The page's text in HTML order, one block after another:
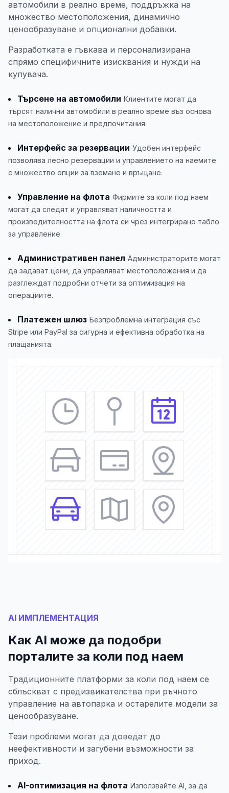
автомобили в реално време, поддръжка на
множество местоположения, динамично
ценообразуване и опционални добавки.
Разработката е гъвкава и персонализирана
спрямо специфичните изисквания и нужди на
купувача.
Търсене на автомобили Клиентите могат да
търсят налични автомобили в реално време въз основа
на местоположение и предпочитания.
Интерфейс за резервации Удобен интерфейс
позволява лесно резервации и управлението на наемите
с множество опции за вземане и връщане.
Управление на флота Фирмите за коли под наем
могат да следят и управляват наличността и
производителността на флота си чрез интегрирано табло
за управление.
Административен панел Администраторите могат
да задават цени, да управляват местоположения и да
разглеждат подробни отчети за оптимизация на
операциите.
Платежен шлюз Безпроблемна интеграция със
Stripe или PayPal за сигурна и ефективна обработка на
плащанията.
AI ИМПЛЕМЕНТАЦИЯ
Как AI може да подобри
порталите за коли под наем
Традиционните платформи за коли под наем се
сблъскват с предизвикателства при ръчното
управление на автопарка и остарелите модели за
ценообразуване.
Тези проблеми могат да доведат до
неефективности и загубени възможности за
приход.
AI-оптимизация на флота Използвайте AI, за да